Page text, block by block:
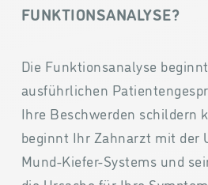
FUNKTIONSANALYSE?
Die Funktionsanalyse
ausführlichen
Ihre Beschwerden schildern
beginnt Ihr Zahnarzt mit der
Mund-Kiefer-Systems und